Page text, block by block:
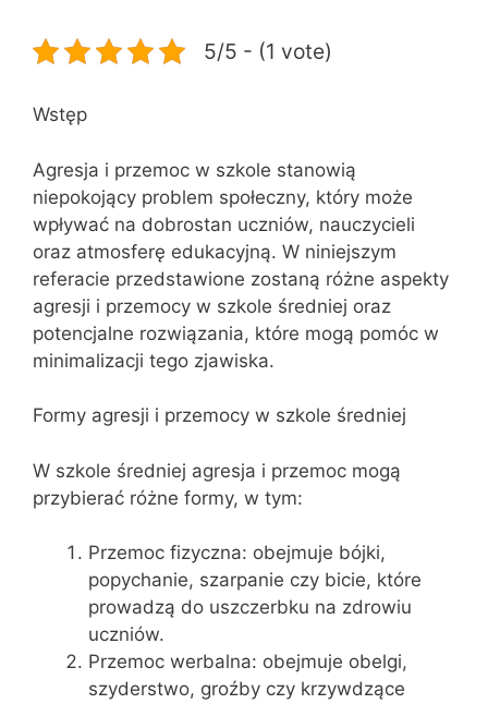
5/5 - (1 vote)
Wstęp
Agresja i przemoc w szkole stanowią
niepokojący problem społeczny, który może
wpływać na dobrostan uczniów, nauczycieli
oraz atmosferę edukacyjną. W niniejszym
referacie przedstawione zostaną różne aspekty
agresji i przemocy w szkole średniej oraz
potencjalne rozwiązania, które mogą pomóc w
minimalizacji tego zjawiska.
Formy agresji i przemocy w szkole średniej
W szkole średniej agresja i przemoc mogą
przybierać różne formy, w tym:
Przemoc fizyczna: obejmuje bójki,
popychanie, szarpanie czy bicie, które
prowadzą do uszczerbku na zdrowiu
uczniów.
Przemoc werbalna: obejmuje obelgi,
szyderstwo, groźby czy krzywdzące